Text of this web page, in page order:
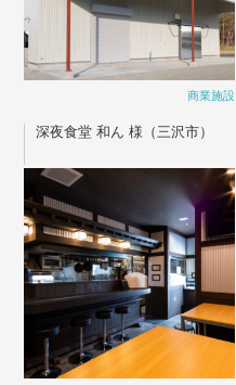
商業施設
深夜食堂 和ん 様（三沢市）